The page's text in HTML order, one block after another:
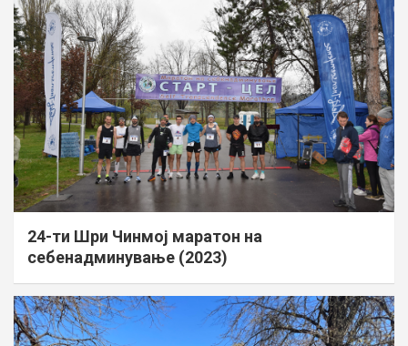
24-ти Шри Чинмој маратон на
себенадминување (2023)